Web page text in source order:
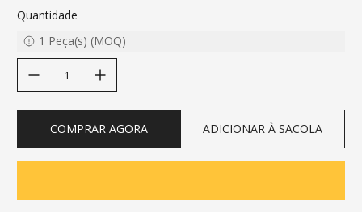
Quantidade
1 Peça(s) (MOQ)
COMPRAR AGORA ADICIONAR À SACOLA